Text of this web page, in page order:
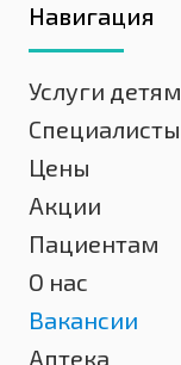
Навигация
Услуги детям
Специалисты
Цены
Акции
Пациентам
О нас
Вакансии
Аптека